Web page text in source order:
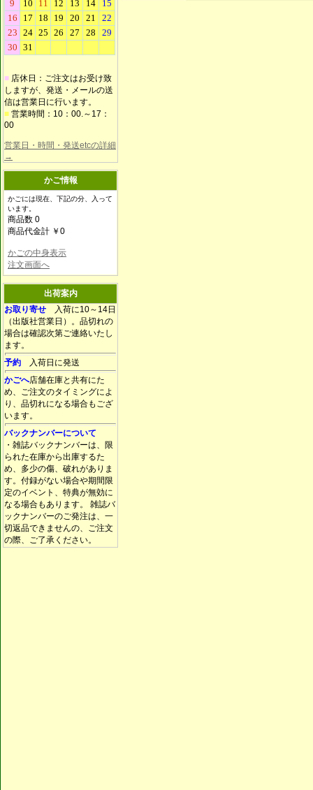
■ 店休日：ご注文はお受け致
しますが、発送・メールの送
信は営業日に行います。
■ 営業時間：10：00.～17：
00
営業日・時間・発送etcの詳細
→
かご情報
かごには現在、下記の分、入って
います。
商品数 0
商品代金計 ￥0
かごの中身表示
注文画面へ
出荷案内
お取り寄せ 入荷に10～14日
（出版社営業日）。品切れの
場合は確認次第ご連絡いたし
ます。
予約 入荷日に発送
かごへ店舗在庫と共有にた
め、ご注文のタイミングによ
り、品切れになる場合もござ
います。
バックナンバーについて
・雑誌バックナンバーは、限
られた在庫から出庫するた
め、多少の傷、破れがありま
す。付録がない場合や期間限
定のイベント、特典が無効に
なる場合もあります。 雑誌バ
ックナンバーのご発注は、一
切返品できませんの、ご注文
の際、ご了承ください。